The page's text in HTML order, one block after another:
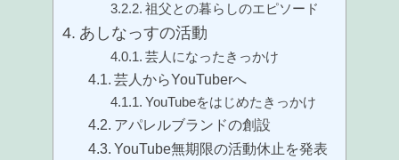
祖父との暮らしのエピソード
あしなっすの活動
芸人になったきっかけ
芸人からYouTuberへ
YouTubeをはじめたきっかけ
アパレルブランドの創設
YouTube無期限の活動休止を発表